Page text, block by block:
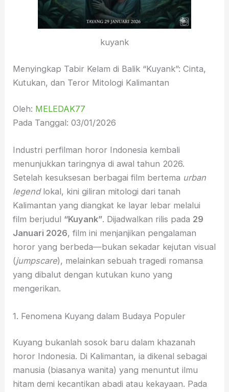
kuyank
Menyingkap Tabir Kelam di Balik “Kuyank”: Cinta,
Kutukan, dan Teror Mitologi Kalimantan
Oleh: MELEDAK77
Pada Tanggal: 03/01/2026
Industri perfilman horor Indonesia kembali
menunjukkan taringnya di awal tahun 2026.
Setelah kesuksesan berbagai film bertema urban
legendlokal, kini giliran mitologi dari tanah
Kalimantan yang diangkat ke layar lebar melalui
film berjudul “Kuyank”. Dijadwalkan rilis pada 29
Januari 2026, film ini menjanjikan pengalaman
horor yang berbeda—bukan sekadar kejutan visual
(jumpscare), melainkan sebuah tragedi romansa
yang dibalut dengan kutukan kuno yang
mengerikan.
1. Fenomena Kuyang dalam Budaya Populer
Kuyang bukanlah sosok baru dalam khazanah
horor Indonesia. Di Kalimantan, ia dikenal sebagai
manusia (biasanya wanita) yang menuntut ilmu
hitam demi kecantikan abadi atau kekayaan. Pada